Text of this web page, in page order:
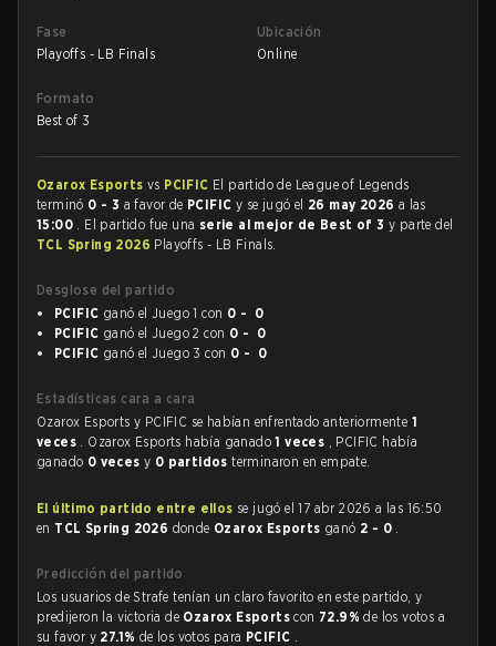
Fase
Playoffs - LB Finals
Ubicación
Online
Formato
Best of 3
Ozarox Esports vs PCIFIC El partido de League of Legends
terminó 0 - 3 a favor de PCIFIC y se jugó el 26 may 2026 a las
15:00 . El partido fue una serie al mejor de Best of 3y parte del
TCL Spring 2026 Playoffs - LB Finals.
Desglose del partido
PCIFIC ganó el Juego 1 con 0 - 0
PCIFIC ganó el Juego 2 con 0 - 0
PCIFIC ganó el Juego 3 con 0 - 0
Estadísticas cara a cara
Ozarox Esports y PCIFIC se habían enfrentado anteriormente 1
veces . Ozarox Esports había ganado1 veces , PCIFIC había
ganado 0 vecesy 0 partidosterminaron en empate.
El último partido entre ellos se jugó el 17 abr 2026 a las 16:50
en TCL Spring 2026 donde Ozarox Esports ganó 2 - 0 .
Predicción del partido
Los usuarios de Strafe tenían un claro favorito en este partido, y
predijeron la victoria de Ozarox Esportscon 72.9%de los votos a
su favor y 27.1% de los votos para PCIFIC .